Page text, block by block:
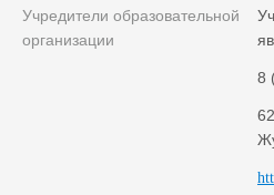
Учредители образовательной
организации
8